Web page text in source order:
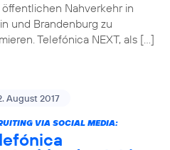
Nahverkehr in
und Brandenburg zu
Telefónica NEXT, als […]
August 2017
VIA SOCIAL MEDIA: